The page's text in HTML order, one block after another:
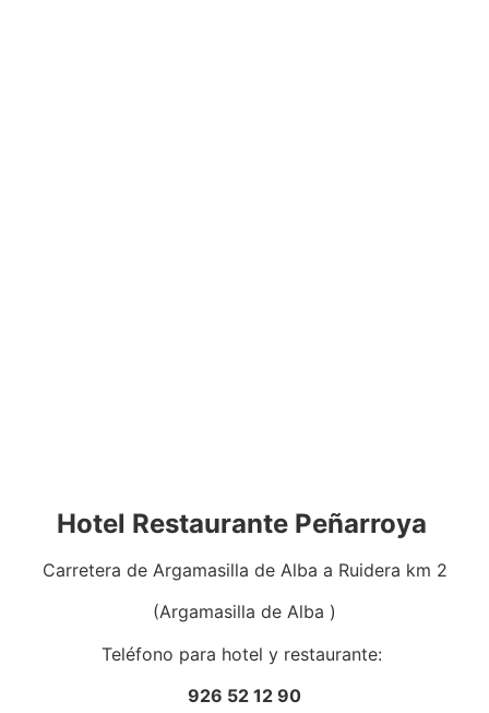
Hotel Restaurante Peñarroya
Carretera de Argamasilla de Alba a Ruidera km 2
(Argamasilla de Alba )
Teléfono para hotel y restaurante:
926 52 12 90